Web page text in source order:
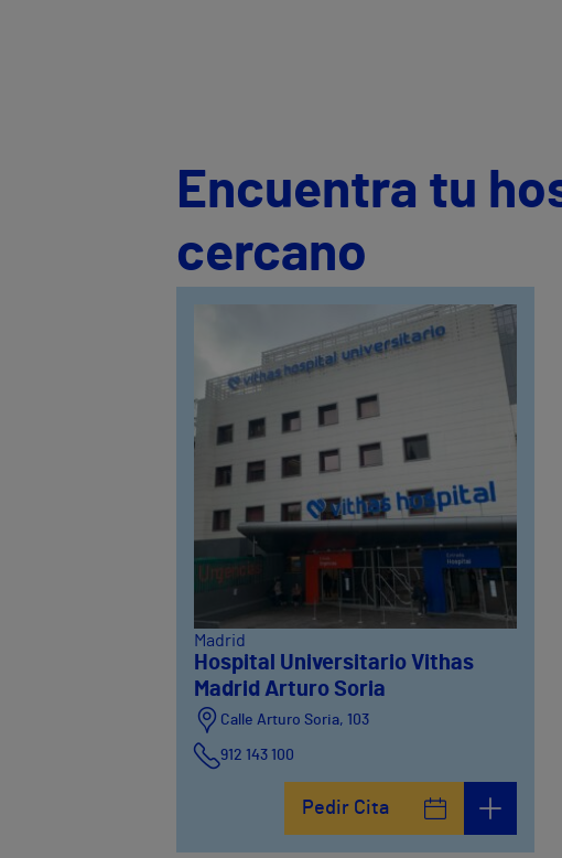
Encuentra tu
cercano
Madrid
Hospital Universitario Vithas
Madrid Arturo Soria
Calle Arturo Soria, 103
912 143 100
Pedir Cita